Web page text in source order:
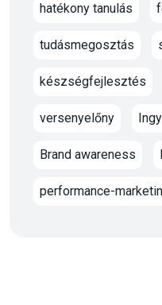
hatékony tanulás
tudásmegosztás
készségfejlesztés
versenyelőny
Brand awareness
performance-